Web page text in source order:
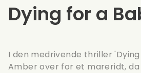
Dying for a
I den medrivende thriller
Amber over for et mareridt, da